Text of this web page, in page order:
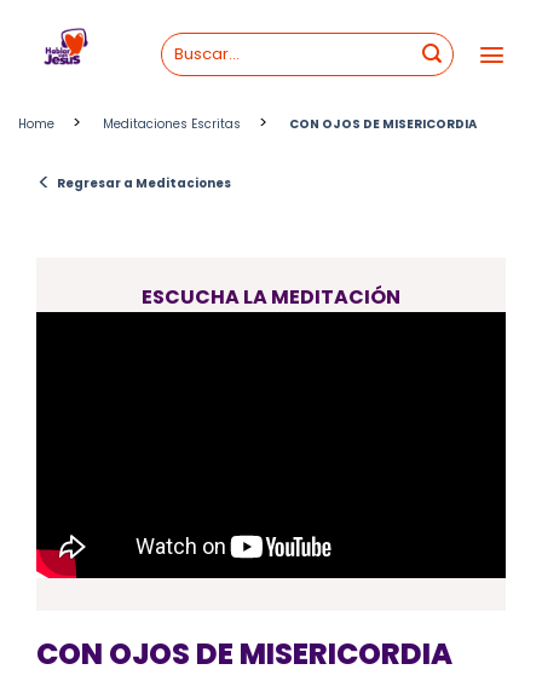
content
Home > Meditaciones Escritas > CON OJOS DE MISERICORDIA
< Regresar a Meditaciones
ESCUCHA LA MEDITACIÓN
CON OJOS DE MISERICORDIA